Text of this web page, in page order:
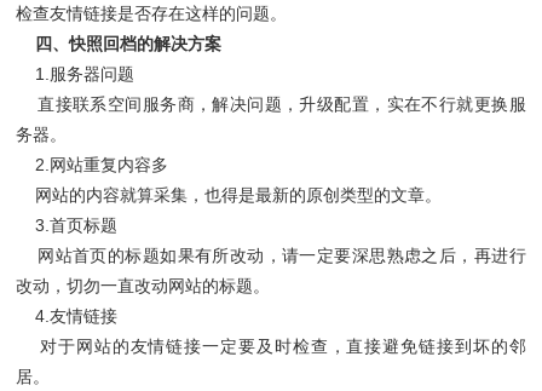
检查友情链接是否存在这样的问题。
四、快照回档的解决方案
1.服务器问题
直接联系空间服务商，解决问题，升级配置，实在不行就更换服
务器。
2.网站重复内容多
网站的内容就算采集，也得是最新的原创类型的文章。
3.首页标题
网站首页的标题如果有所改动，请一定要深思熟虑之后，再进行
改动，切勿一直改动网站的标题。
4.友情链接
对于网站的友情链接一定要及时检查，直接避免链接到坏的邻
居。